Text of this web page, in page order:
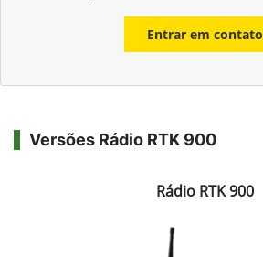
Entrar em contato
Versões Rádio RTK 900
Rádio RTK 900